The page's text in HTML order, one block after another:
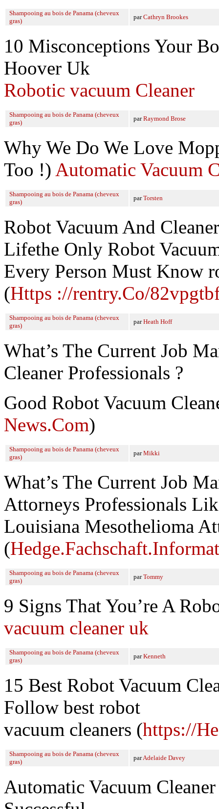
Shampooing au bois de Panama (cheveux
gras)
parCathryn Brookes
10 Misconceptions Your
Hoover Uk
Robotic vacuum Cleaner
Shampooing au bois de Panama (cheveux
gras)
parRaymond Brose
Why We Do We Love
Too !) Automatic Vacuum
Shampooing au bois de Panama (cheveux
gras)
parTorsten
Robot Vacuum And
Lifethe Only Robot
Every Person Must Know
(Https ://rentry.Co/
Shampooing au bois de Panama (cheveux
gras)
parHeath Hoff
What’s The Current Job
Cleaner Professionals ?
Good Robot Vacuum
News.Com)
Shampooing au bois de Panama (cheveux
gras)
parMikki
What’s The Current Job
Attorneys Professionals
Louisiana Mesothelioma
(
Shampooing au bois de Panama (cheveux
gras)
parTommy
9 Signs That You’re A
vacuum cleaner uk
Shampooing au bois de Panama (cheveux
gras)
parKenneth
15 Best Robot Vacuum
Follow best robot
vacuum cleaners (https://
Shampooing au bois de Panama (cheveux
gras)
parAdelaide Davey
Automatic Vacuum